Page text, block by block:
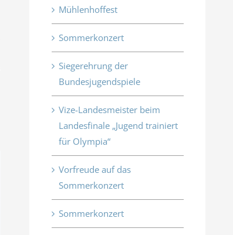
Mühlenhoffest
Sommerkonzert
Siegerehrung der
Bundesjugendspiele
Vize-Landesmeister beim
Landesfinale „Jugend trainiert
für Olympia“
Vorfreude auf das
Sommerkonzert
Sommerkonzert